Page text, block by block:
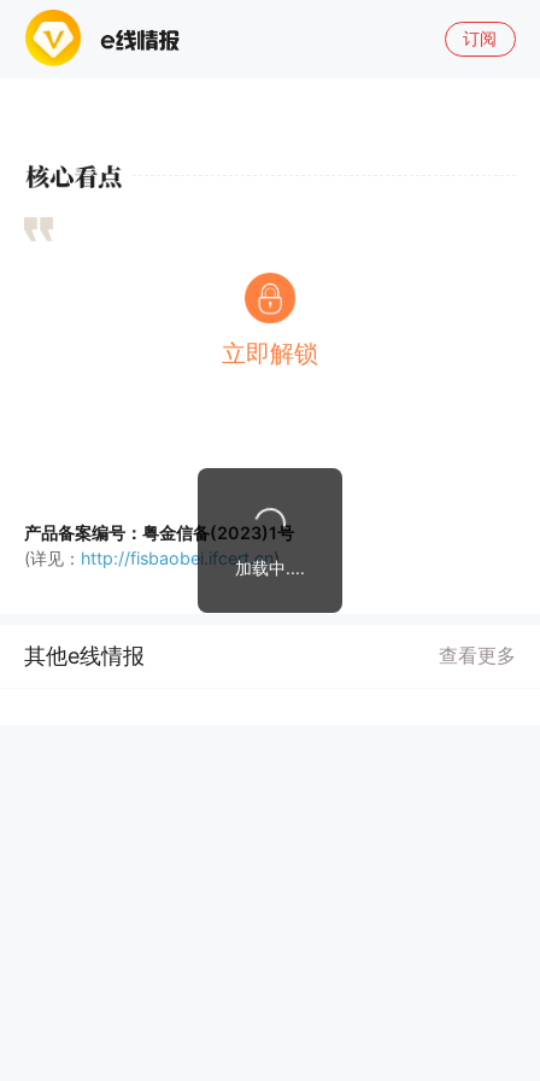
订阅
立即解锁
产品备案编号：粤金信备(2023)1号
(详见： http://fisbaobei.ifcert.cn)
其他e线情报 查看更多
加载中....